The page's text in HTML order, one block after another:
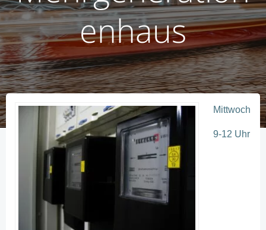
enhaus
Mittwoch
9-12 Uhr